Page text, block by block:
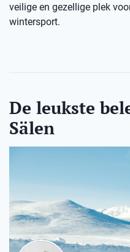
veilige en gezellige plek
wintersport.
De leukste
Sälen